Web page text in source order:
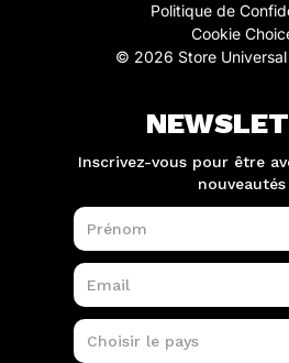
Politique de
Cookie
© 2026 Store